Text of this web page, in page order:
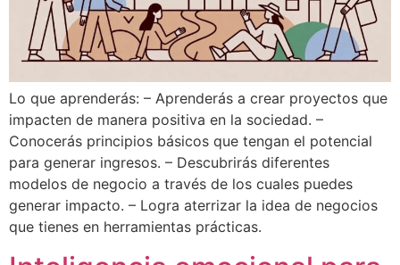
Lo que aprenderás: – Aprenderás a crear proyectos que
impacten de manera positiva en la sociedad. –
Conocerás principios básicos que tengan el potencial
para generar ingresos. – Descubrirás diferentes
modelos de negocio a través de los cuales puedes
generar impacto. – Logra aterrizar la idea de negocios
que tienes en herramientas prácticas.